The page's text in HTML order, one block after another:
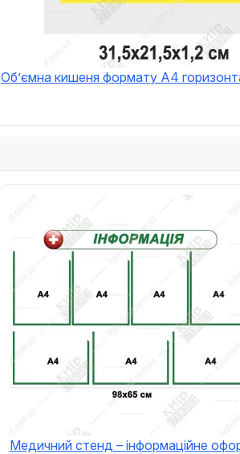
Об’ємна кишеня формату A4
Медичний стенд – інформаційне